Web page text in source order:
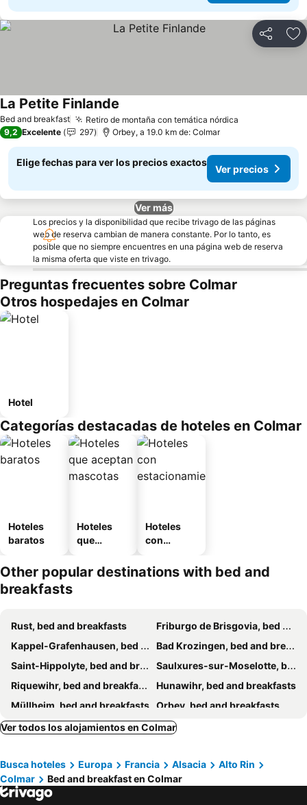
Compartir
Bed and breakfast Retiro de montaña con temática nórdica
La Petite Finlande
9,2 Excelente 297 Orbey, a 19.0 km de: Colmar
Elige fechas para ver los precios exactos
Ver precios
Ver más
Los precios y la disponibilidad que recibe trivago de las páginas
web de reserva cambian de manera constante. Por lo tanto, es
posible que no siempre encuentres en una página web de reserva
la misma oferta que viste en trivago.
Preguntas frecuentes sobre Colmar
Otros hospedajes en Colmar
Hotel
Categorías destacadas de hoteles en Colmar
Hoteles
baratos
Hoteles
que
mascotas
Hoteles
con
miento
Other popular destinations with bed and
breakfasts
Rust, bed and breakfasts
Friburgo de Brisgovia, bed and breakfasts
Kappel-Grafenhausen, bed and breakfasts
Bad Krozingen, bed and breakfasts
Saint-Hippolyte, bed and breakfasts
Saulxures-sur-Moselotte, bed and breakfasts
Riquewihr, bed and breakfasts
Hunawihr, bed and breakfasts
Müllheim, bed and breakfasts Orbey, bed and breakfasts
Niedermorschwihr, bed and breakfasts
Bad Bellingen, bed and breakfasts
Gérardmer, bed and breakfasts
Rhinau, bed and breakfasts
Ribeauvillé, bed and breakfasts
Staufen, bed and breakfasts
Ver todos los alojamientos en Colmar
Busca hoteles Europa Francia Alsacia
Alto Rin
Colmar
Bed and breakfast en Colmar